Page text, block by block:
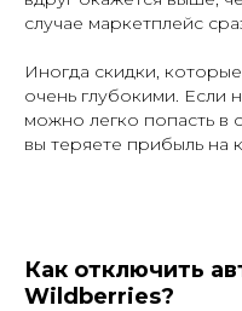
случае маркетплейс
Иногда скидки,
очень глубокими. Если
можно легко попасть в
вы теряете прибыль на
Как отключить
Wildberries?